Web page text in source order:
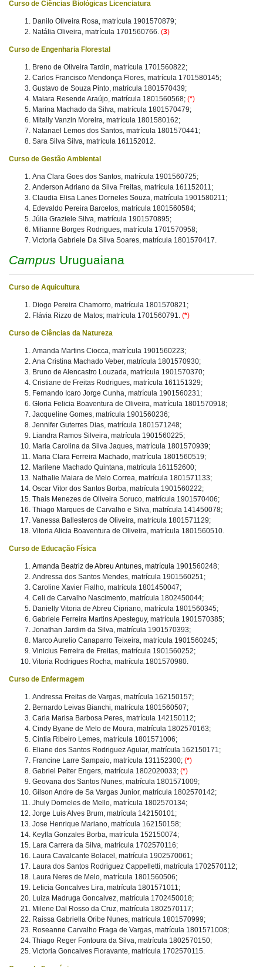
Curso de Ciências Biológicas Licenciatura
Danilo Oliveira Rosa, matrícula 1901570879;
Natália Oliveira, matrícula 1701560766. (3)
Curso de Engenharia Florestal
Breno de Oliveira Tardin, matrícula 1701560822;
Carlos Francisco Mendonça Flores, matrícula 1701580145;
Gustavo de Souza Pinto, matrícula 1801570439;
Maiara Resende Araújo, matrícula 1801560568; (*)
Marina Machado da Silva, matrícula 1801570479;
Mitally Vanzin Moreira, matrícula 1801580162;
Natanael Lemos dos Santos, matrícula 1801570441;
Sara Silva Silva, matrícula 161152012.
Curso de Gestão Ambiental
Ana Clara Goes dos Santos, matrícula 1901560725;
Anderson Adriano da Silva Freitas, matrícula 161152011;
Claudia Elisa Lanes Dorneles Souza, matrícula 1901580211;
Edevaldo Pereira Barcelos, matrícula 1801560584;
Júlia Graziele Silva, matrícula 1901570895;
Milianne Borges Rodrigues, matrícula 1701570958;
Victoria Gabriele Da Silva Soares, matrícula 1801570417.
Campus Uruguaiana
Curso de Aquicultura
Diogo Pereira Chamorro, matrícula 1801570821;
Flávia Rizzo de Matos; matrícula 1701560791. (*)
Curso de Ciências da Natureza
Amanda Martins Ciocca, matrícula 1901560223;
Ana Cristina Machado Veber, matrícula 1801570930;
Bruno de Alencastro Louzada, matrícula 1901570370;
Cristiane de Freitas Rodrigues, matrícula 161151329;
Fernando Icaro Jorge Cunha, matrícula 1901560231;
Gloria Felicia Boaventura de Oliveira, matrícula 1801570918;
Jacqueline Gomes, matrícula 1901560236;
Jennifer Guterres Dias, matrícula 1801571248;
Liandra Ramos Silveira, matrícula 1901560225;
Maria Carolina da Silva Jaques, matrícula 1801570939;
Maria Clara Ferreira Machado, matrícula 1801560519;
Marilene Machado Quintana, matrícula 161152600;
Nathalie Maiara de Melo Correa, matrícula 1801571133;
Oscar Vitor dos Santos Borba, matrícula 1901560222;
Thais Menezes de Oliveira Soruco, matrícula 1901570406;
Thiago Marques de Carvalho e Silva, matrícula 141450078;
Vanessa Ballesteros de Oliveira, matrícula 1801571129;
Vitoria Alicia Boaventura de Oliveira, matrícula 1801560510.
Curso de Educação Física
Amanda Beatriz de Abreu Antunes, matrícula 1901560248;
Andressa dos Santos Mendes, matrícula 1901560251;
Caroline Xavier Fialho, matrícula 1801450047;
Celi de Carvalho Nascimento, matrícula 1802450044;
Danielly Vitoria de Abreu Cipriano, matrícula 1801560345;
Gabriele Ferreira Martins Apesteguy, matrícula 1901570385;
Jonathan Jardim da Silva, matrícula 1901570393;
Marco Aurelio Canaparro Teixeira, matrícula 1901560245;
Vinicius Ferreira de Freitas, matrícula 1901560252;
Vitoria Rodrigues Rocha, matrícula 1801570980.
Curso de Enfermagem
Andressa Freitas de Vargas, matrícula 162150157;
Bernardo Leivas Bianchi, matrícula 1801560507;
Carla Marisa Barbosa Peres, matrícula 142150112;
Cindy Byane de Melo de Moura, matrícula 1802570163;
Cintia Ribeiro Lemes, matrícula 1801571006;
Eliane dos Santos Rodriguez Aguiar, matrícula 162150171;
Francine Larre Sampaio, matrícula 131152300; (*)
Gabriel Peiter Engers, matrícula 1802020033; (*)
Geovana dos Santos Nunes, matrícula 1801571009;
Gilson Andre de Sa Vargas Junior, matrícula 1802570142;
Jhuly Dorneles de Mello, matrícula 1802570134;
Jorge Luis Alves Brum, matrícula 142150101;
Jose Henrique Mariano, matrícula 162150158;
Keylla Gonzales Borba, matrícula 152150074;
Lara Carrera da Silva, matrícula 1702570116;
Laura Cavalcante Bolacel, matrícula 1902570061;
Laura dos Santos Rodriguez Cappelletti, matrícula 1702570112;
Laura Neres de Melo, matrícula 1801560506;
Leticia Goncalves Lira, matrícula 1801571011;
Luiza Madruga Goncalvez, matrícula 1702450018;
Milene Dal Rosso da Cruz, matrícula 1802570117;
Raissa Gabriella Oribe Nunes, matrícula 1801570999;
Roseanne Carvalho Fraga de Vargas, matrícula 1801571008;
Thiago Reger Fontoura da Silva, matrícula 1802570150;
Victoria Goncalves Fioravante, matrícula 1702570115.